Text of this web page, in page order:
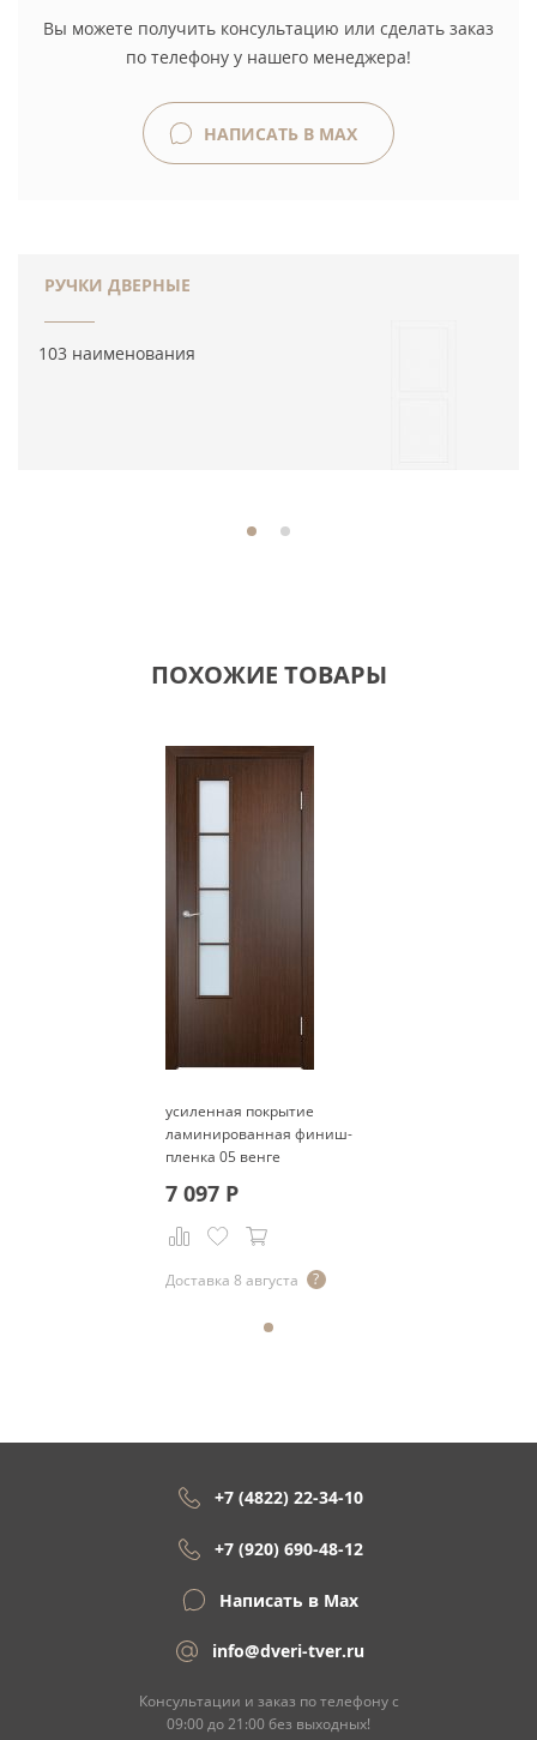
Вы можете получить консультацию или сделать заказ
по телефону у нашего менеджера!
НАПИСАТЬ В MAX
РУЧКИ ДВЕРНЫЕ
103 наименования
ПОХОЖИЕ ТОВАРЫ
усиленная покрытие
ламинированная финиш-
пленка 05 венге
7 097Р
Доставка 8 августа
+7 (4822) 22-34-10
+7 (920) 690-48-12
Написать в Max
info@dveri-tver.ru
Консультации и заказ по телефону с
09:00 до 21:00 без выходных!